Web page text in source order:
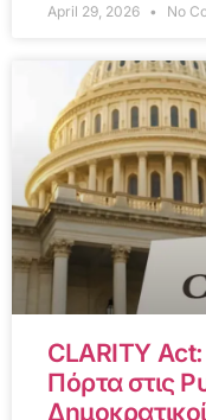
April 29, 2026 No
CLARITY
Πόρτα στις